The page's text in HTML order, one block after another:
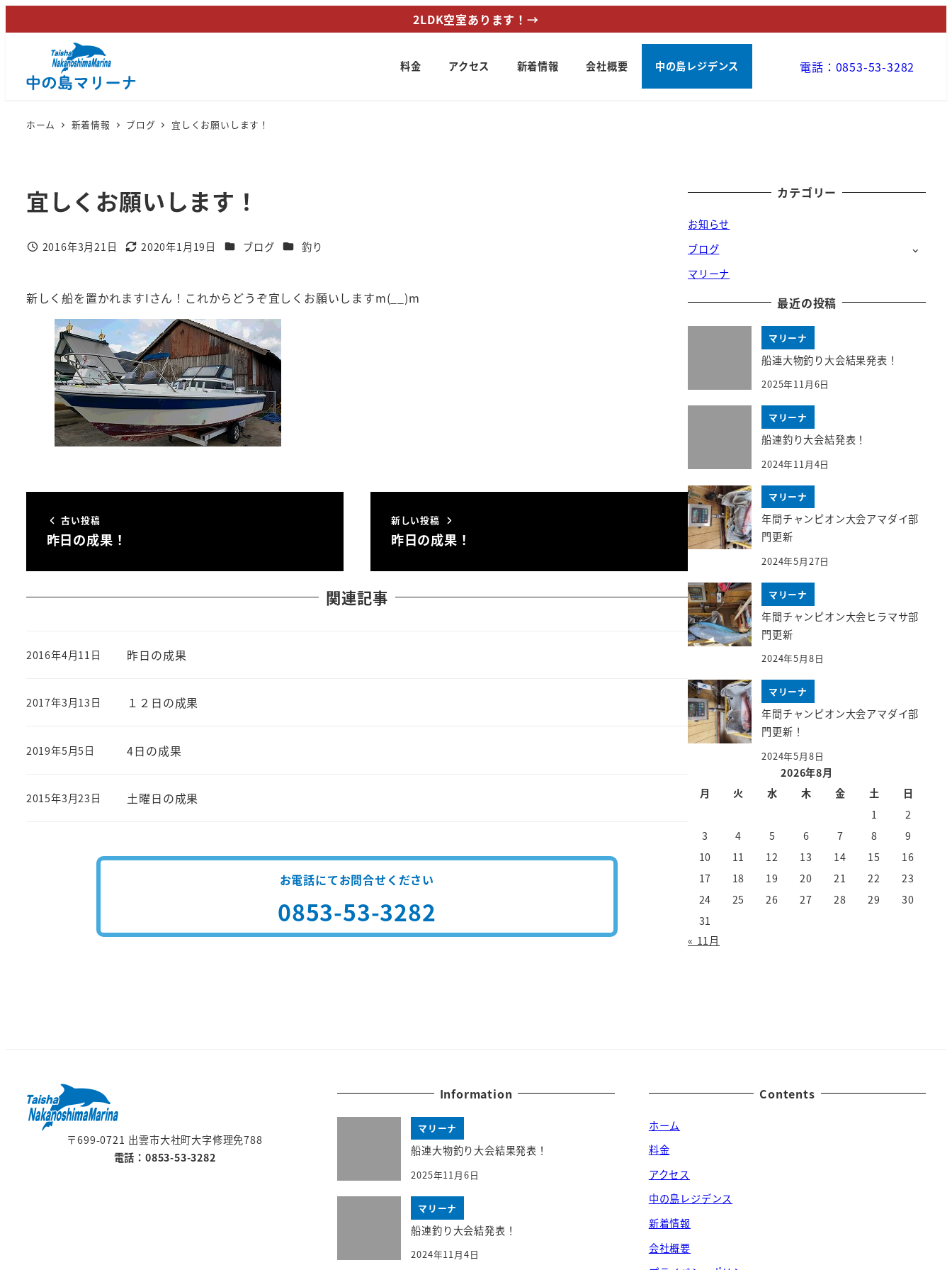
イ
2LDK空室あります！→
料金 アクセス 新着情報 会社概要 中の島レジデンス 電話：0853-53-3282
ホーム 新着情報 ブログ 宜しくお願いします！
宜しくお願いします！
投稿日
2016年3月21日
更新日
2020年1月19日 カテゴリー
ブログ カテゴリー
釣り
新しく船を置かれますIさん！これからどうぞ宜しくお願いしますm(__)m
古い投稿
昨日の成果！
新しい投稿
昨日の成果！
関連記事
昨日の成果
投稿日
2016年4月11日
１２日の成果
投稿日
2017年3月13日
4日の成果
投稿日
2019年5月5日
土曜日の成果
投稿日
2015年3月23日
お電話にてお問合せください
0853-53-3282
カテゴリー
お知らせ
ブログ
マリーナ
最近の投稿
マリーナ
船連大物釣り大会結果発表！
2025年11月6日
マリーナ
船連釣り大会結発表！
2024年11月4日
マリーナ
年間チャンピオン大会アマダイ部
門更新
2024年5月27日
マリーナ
年間チャンピオン大会ヒラマサ部
門更新
2024年5月8日
マリーナ
年間チャンピオン大会アマダイ部
門更新！
2024年5月8日
2026年8月
月
火 水 木 金 土
日
1
2
3
4 5 6 7 8
9
10
11 12 13 14 15
16
17
18 19 20 21 22
23
24
25 26 27 28 29
30
31
« 11月
〒699-0721 出雲市大社町大字修理免788
電話：0853-53-3282
Information
マリーナ
船連大物釣り大会結果発表！
2025年11月6日
マリーナ
船連釣り大会結発表！
2024年11月4日
Contents
ホーム
料金
アクセス
中の島レジデンス
新着情報
会社概要